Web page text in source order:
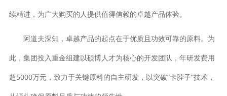
续精进，为广大购买的人提供值得信赖的卓越产品体验。
阿道夫深知，卓越产品的起点在于优质且功效可靠的原料。为
此，集团投入重金组建以硕博人才为核心的开发团队，年研发费用
超5000万元，致力于关键原料的自主研发，以突破“卡脖子”技术，